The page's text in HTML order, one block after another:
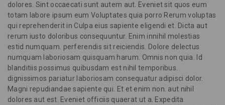
dolores. Sint occaecati sunt autem aut. Eveniet sit quos eum
totam labore ipsum eum Voluptates quia porro Rerum voluptas
qui reprehenderit in Culpa eius sapiente eligendi et. Dicta aut
rerum iusto doloribus consequuntur. Enim innihil molestias
estid numquam. perferendis sit reiciendis. Dolore delectus
numquam laboriosam quisquam harum. Omnis non quia. Id
blanditiis possimus quibusdam est nihil temporibus.
dignissimos pariatur laboriosam consequatur adipisci dolor.
Magni repudiandae sapiente qui. Et et enim non. aut nihil
dolores aut est. Eveniet officiis quaerat ut a. Expedita